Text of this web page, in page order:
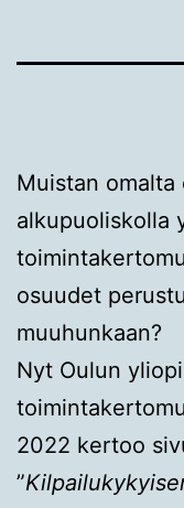
Muistan
alkupuoliskolla
osuudet
muuhunkaan?
Nyt Oulun
2022 kertoo
”